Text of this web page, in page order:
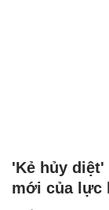
'Kẻ hủy diệt'
mới của lực